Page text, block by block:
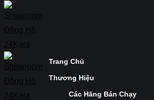
Trang Chủ
Thương Hiệu
Các Hãng Bán Chạy